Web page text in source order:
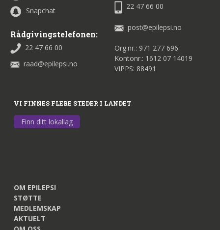
Snapchat
Rådgivingstelefonen:
22 47 66 00
raad@epilepsi.no
22 47 66 00
post@epilepsi.no
Org.nr.: 971 277 696
Kontonr.: 1612 07 14019
VIPPS: 88491
VI FINNES FLERE STEDER I LANDET
Finn ditt lokallag
OM EPILEPSI
STØTTE
MEDLEMSKAP
AKTUELT